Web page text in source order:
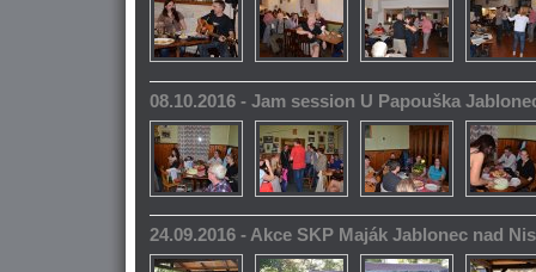
08.10.2016 - Jam session U Papouška
24.09.2016 - Akce SKP Maják Jablonec nad